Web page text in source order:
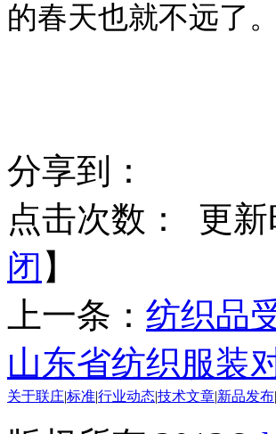
的春天也就不远了
分享到：
点击次数：
更
闭 】
上一条： 纺织品
山东省纺织服装
关于联庄标准行业动态技术文章 新品发布